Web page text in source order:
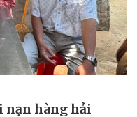
nạn hàng hải